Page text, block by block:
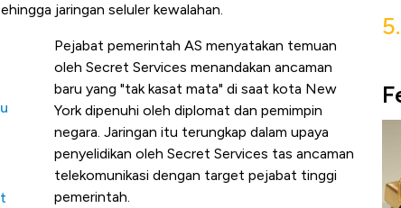
jaringan seluler kewalahan.
Pejabat pemerintah AS menyatakan temuan
oleh Secret Services menandakan ancaman
baru yang "tak kasat mata" di saat kota New
York dipenuhi oleh diplomat dan pemimpin
negara. Jaringan itu terungkap dalam upaya
penyelidikan oleh Secret Services tas ancaman
telekomunikasi dengan target pejabat tinggi
pemerintah.
5.